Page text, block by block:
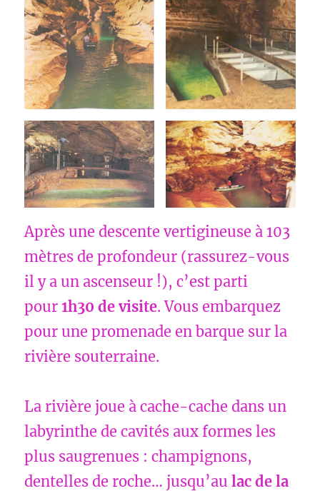
Après une descente vertigineuse à 103
mètres de profondeur (rassurez-vous
il y a un ascenseur !), c’est parti
pour1h30 de visite. Vous embarquez
pour une promenade en barque sur la
rivière souterraine.
La rivière joue à cache-cache dans un
labyrinthe de cavités aux formes les
plus saugrenues : champignons,
dentelles de roche… jusqu’au lac de la